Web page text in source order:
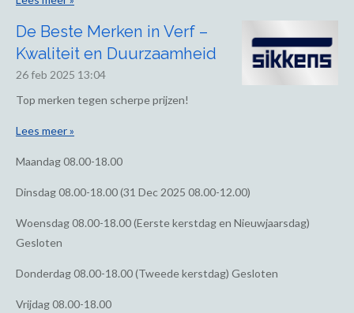
De Beste Merken in Verf –
Kwaliteit en Duurzaamheid
26 feb 2025 13:04
Top merken tegen scherpe prijzen!
Lees meer »
Maandag08.00-18.00
Dinsdag08.00-18.00 (31 Dec 2025 08.00-12.00)
Woensdag08.00-18.00 (Eerste kerstdag en Nieuwjaarsdag)
Gesloten
Donderdag08.00-18.00 (Tweede kerstdag) Gesloten
Vrijdag08.00-18.00